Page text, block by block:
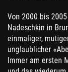
Von 2000 bis
Nadeschkin in
einmaliger,
unglaublicher
Immer am ersten